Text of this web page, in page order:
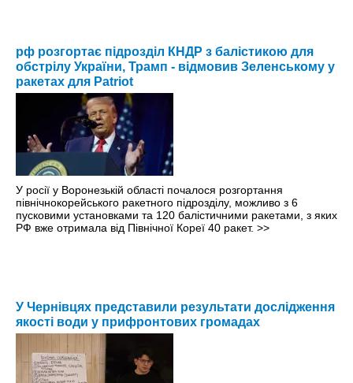
рф розгортає підрозділ КНДР з балістикою для
обстрілу України, Трамп - відмовив Зеленському у
ракетах для Patriot
У росії у Воронезькій області почалося розгортання
північнокорейського ракетного підрозділу, можливо з 6
пусковими установками та 120 балістичними ракетами, з яких
РФ вже отримала від Північної Кореї 40 ракет. >>
У Чернівцях представили результати дослідження
якості води у прифронтових громадах